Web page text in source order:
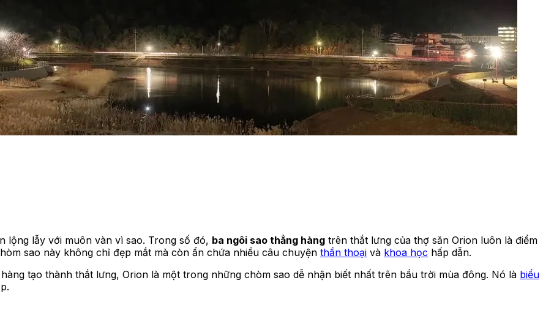
lộng lẫy với muôn vàn vì sao. Trong số đó, ba ngôi sao thẳng hàng trên thắt lưng của thợ săn Orion luôn là điểm
sao này không chỉ đẹp mắt mà còn ẩn chứa nhiều câu chuyện thần thoại và khoa học hấp dẫn.
tạo thành thắt lưng, Orion là một trong những chòm sao dễ nhận biết nhất trên bầu trời mùa đông. Nó là biểu